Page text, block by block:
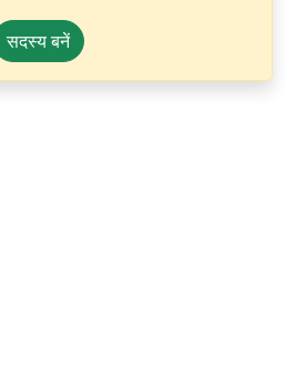
सदस्य बनें